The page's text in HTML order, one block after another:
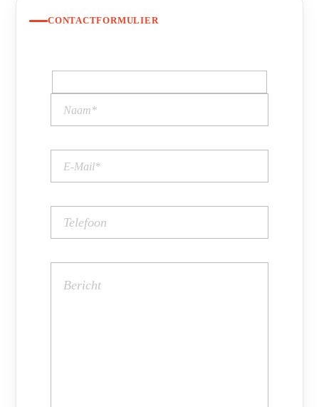
CONTACTFORMULIER